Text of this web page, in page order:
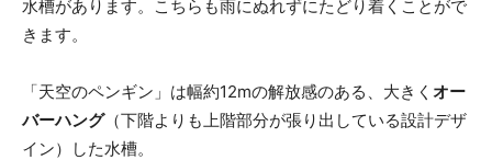
水槽があります。こちらも雨にぬれずにたどり着くことがで
きます。
「天空のペンギン」は幅約12mの解放感のある、大きく オー
バーハング（下階よりも上階部分が張り出している設計デザ
イン）した水槽。